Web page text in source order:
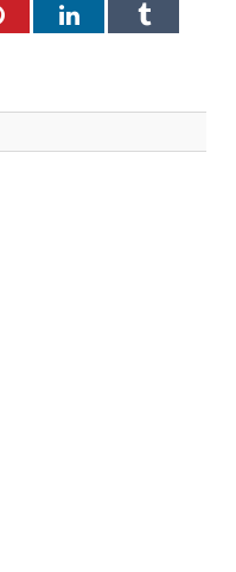
PinterestLinkedInTumblr